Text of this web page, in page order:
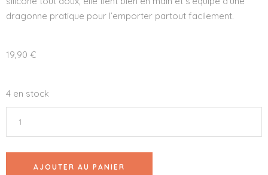
dragonne pratique pour l’emporter partout facilement.
19,90 €
4 en stock
AJOUTER AU PANIER